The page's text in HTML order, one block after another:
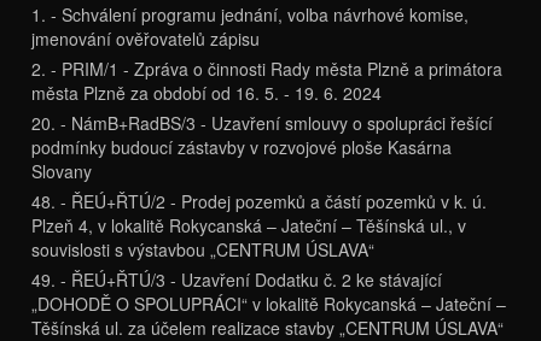
1. - Schválení programu jednání, volba návrhové komise,
jmenování ověřovatelů zápisu
2. - PRIM/1 - Zpráva o činnosti Rady města Plzně a primátora
města Plzně za období od 16. 5. - 19. 6. 2024
20. - NámB+RadBS/3 - Uzavření smlouvy o spolupráci řešící
podmínky budoucí zástavby v rozvojové ploše Kasárna
Slovany
48. - ŘEÚ+ŘTÚ/2 - Prodej pozemků a částí pozemků v k. ú.
Plzeň 4, v lokalitě Rokycanská – Jateční – Těšínská ul., v
souvislosti s výstavbou „CENTRUM ÚSLAVA“
49. - ŘEÚ+ŘTÚ/3 - Uzavření Dodatku č. 2 ke stávající
„DOHODĚ O SPOLUPRÁCI“ v lokalitě Rokycanská – Jateční –
Těšínská ul. za účelem realizace stavby „CENTRUM ÚSLAVA“